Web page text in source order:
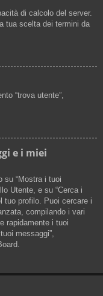
di calcolo del server.
tua scelta dei termini da
“trova utente”,
e i miei
su “Mostra i tuoi
Utente, e su “Cerca i
tuo profilo. Puoi cercare i
compilando i vari
rapidamente i tuoi
messaggi”,